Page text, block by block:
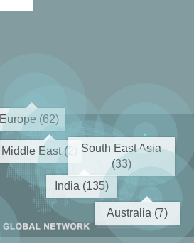
Europe (62)
Middle East (2)
India (135)
South East Asia
(33)
Australia (7)